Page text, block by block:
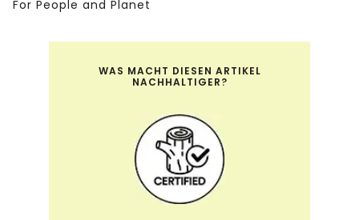
For People and Planet
WAS MACHT DIESEN ARTIKEL
NACHHALTIGER?